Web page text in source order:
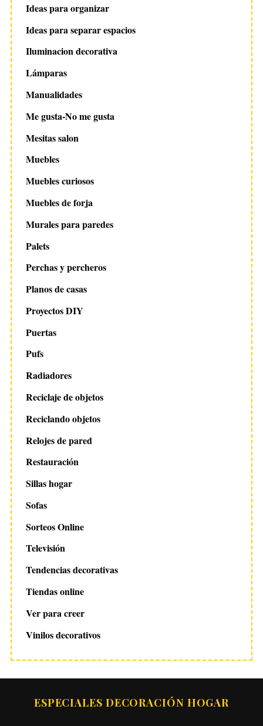
Ideas para organizar
Ideas para separar espacios
Iluminacion decorativa
Lámparas
Manualidades
Me gusta-No me gusta
Mesitas salon
Muebles
Muebles curiosos
Muebles de forja
Murales para paredes
Palets
Perchas y percheros
Planos de casas
Proyectos DIY
Puertas
Pufs
Radiadores
Reciclaje de objetos
Reciclando objetos
Relojes de pared
Restauración
Sillas hogar
Sofas
Sorteos Online
Televisión
Tendencias decorativas
Tiendas online
Ver para creer
Vinilos decorativos
ESPECIALES DECORACIÓN HOGAR